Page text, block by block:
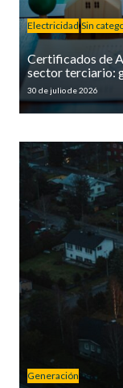
Electricidad Sin
Certificados de
sector terciario:
30 de julio de 2026
Generación